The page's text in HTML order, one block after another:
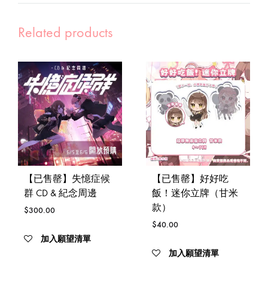
Related products
【已售罄】失憶症候
群 CD & 紀念周邊
$300.00
加入願望清單
【已售罄】好好吃
飯！迷你立牌（甘米
款）
$40.00
加入願望清單